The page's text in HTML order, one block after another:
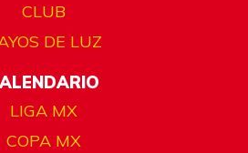
CLUB
DE LUZ
LIGA MX
COPA MX